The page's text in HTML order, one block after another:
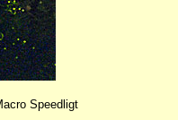
Speedligt